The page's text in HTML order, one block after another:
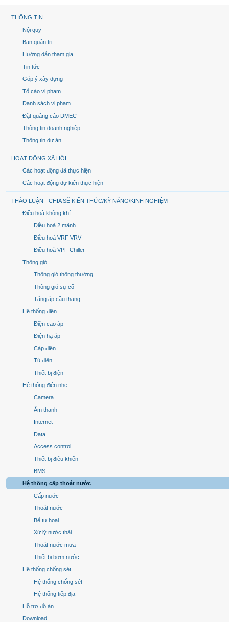
THÔNG TIN
Nội quy
Ban quản trị
Hướng dẫn tham gia
Tin tức
Góp ý xây dựng
Tố cáo vi phạm
Danh sách vi phạm
Đặt quảng cáo DMEC
Thông tin doanh nghiệp
Thông tin dự án
HOẠT ĐỘNG XÃ HỘI
Các hoạt động đã thực hiện
Các hoạt động dự kiến thực hiện
THẢO LUẬN - CHIA SẼ KIẾN THỨC/KỸ NĂNG/KINH NGHIỆM
Điều hoà không khí
Điều hoà 2 mãnh
Điều hoà VRF VRV
Điều hoà VPF Chiller
Thông gió
Thông gió thông thường
Thông gió sự cố
Tăng áp cầu thang
Hệ thống điện
Điện cao áp
Điện hạ áp
Cáp điện
Tủ điện
Thiết bị điện
Hệ thống điện nhẹ
Camera
Âm thanh
Internet
Data
Access control
Thiết bị điều khiển
BMS
Hệ thống cấp thoát nước
Cấp nước
Thoát nước
Bể tự hoại
Xử lý nước thải
Thoát nước mưa
Thiết bị bơm nước
Hệ thống chống sét
Hệ thống chống sét
Hệ thống tiếp địa
Hỗ trợ đồ án
Download